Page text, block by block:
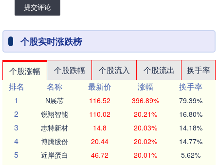
提交评论
个股实时涨跌榜
个股涨幅 个股跌幅 个股流入 个股流出
换手率
排名
名称 最新价 涨幅
换手率
1
N展芯 116.52 396.89% 79.39%
2 锐翔智能 110.02 20.21% 16.80%
3 志特新材 14.8 20.03% 14.18%
4 博腾股份 20.44 20.02% 14.77%
5 近岸蛋白 46.72 20.01% 5.62%